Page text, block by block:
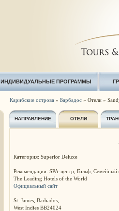
ИНДИВИДУАЛЬНЫЕ ПРОГРАММЫ
Карибские острова » Барбадос» Отели »
НАПРАВЛЕНИЕ ОТЕЛИ
Категория: Superior Deluxe
Рекомендации: SPA-центр, Гольф, Семейный
The Leading Hotels of the World
Официальный сайт
St. James, Barbados,
West Indies BB24024